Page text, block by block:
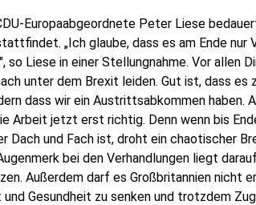
Europaabgeordnete Peter Liese
„Ich glaube, dass es am Ende nur
so Liese in einer Stellungnahme. Vor allen
unter dem Brexit leiden. Gut ist, dass es
dass wir ein Austrittsabkommen haben.
Arbeit jetzt erst richtig. Denn wenn bis
Dach und Fach ist, droht ein chaotischer
bei den Verhandlungen liegt
Außerdem darf es Großbritannien nicht
Gesundheit zu senken und trotzdem